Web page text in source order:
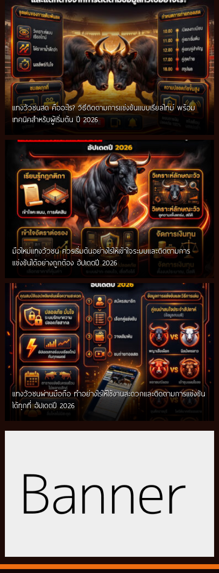
แทงวัวชนสด คืออะไร? วิธีติดตามการแข่งขันแบบเรียลไทม์ พร้อม
เทคนิคสำหรับผู้เริ่มต้น ปี 2026
มือใหม่แทงวัวชน ควรเริ่มต้นอย่างไรให้เข้าใจระบบและติดตามการ
แข่งขันได้อย่างถูกต้อง อัปเดตปี 2026
แทงวัวชนผ่านมือถือ ทำอย่างไรให้ใช้งานสะดวกและติดตามการแข่งขัน
ได้ทุกที่ อัปเดตปี 2026